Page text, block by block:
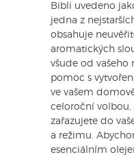
Bibli uvedeno
jedna z
obsahuje
aromatických
všude od vašeho
pomoc s
ve vašem
celoroční volbou,
zařazujete do
a režimu.
esenciálním